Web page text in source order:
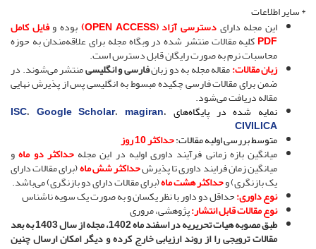
* سایر اطلاعات
این مجله دارایدسترسی آزاد (OPEN ACCESS) بوده وفایل کامل
PDFکلیه مقالات منتشر شده در وبگاه مجله برای علاقه‌مندان به حوزه
محاسبات نرم به­ صورت رایگان قابل دسترس است.
زبان مقالات:مقاله مجله به دو زبانفارسی و انگلیسیمنتشر می‌شوند. در
ضمن برای مقالات فارسی چکیده مبسوط به انگلیسی پس از پذیرش نهایی
مقاله دریافت می‌شود.
نمایه شده در پایگاه‌های ISC، Google Scholar، magiran،
CIVILICA
متوسط بررسی اولیه مقالات:حداکثر 10 روز
میانگین بازه زمانی فرآیند داوری اولیه در این مجلهحداکثر دو ماهو
میانگین زمان فرایند داوری تا پذیرشحداکثر ششماه(برای مقالات دارای
یک بازنگری) وحداکثر هشت ماه(برای مقالات دارای دو بازنگری) می‌باشد.
نوع داوری:حداقل دو داور با نظر یکسان و به صورت یک سویه ناشناس
نوع مقالات قابل انتشار:پژوهشی، مروری
طبق مصوبه هیات تحریریه در اسفند ماه 1402، مجله از سال 1403 به بعد
مقالات ترویجی را از روند ارزیابی خارج کرده و دیگر امکان ارسال چنین